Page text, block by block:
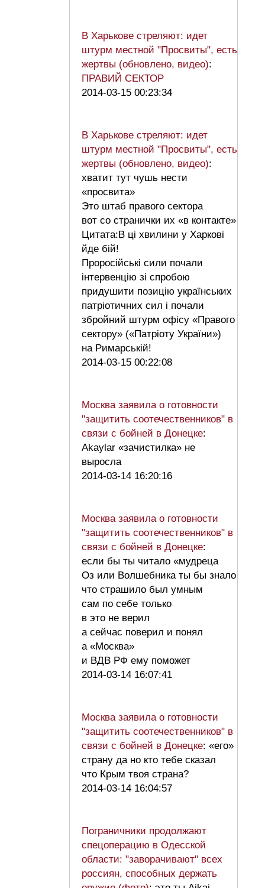
В Харькове стреляют: идет
штурм местной "Просвиты", есть
жертвы (обновлено, видео):
ПРАВИЙ СЕКТОР
2014-03-15 00:23:34
В Харькове стреляют: идет
штурм местной "Просвиты", есть
жертвы (обновлено, видео):
хватит тут чушь нести
«просвита»
Это штаб правого сектора
вот со странички их «в контакте»
Цитата:В ці хвилини у Харкові
йде бій!
Проросійські сили почали
інтервенцію зі спробою
придушити позицію українських
патріотичних сил і почали
збройний штурм офісу «Правого
сектору» («Патріоту України»)
на Римарській!
2014-03-15 00:22:08
Москва заявила о готовности
"защитить соотечественников" в
связи с бойней в Донецке:
Akaylar «зачистилка» не
выросла
2014-03-14 16:20:16
Москва заявила о готовности
"защитить соотечественников" в
связи с бойней в Донецке:
если бы ты читало «мудреца
Оз или Волшебника ты бы знало
что страшило был умным
сам по себе только
в это не верил
а сейчас поверил и понял
а «Москва»
и ВДВ РФ ему поможет
2014-03-14 16:07:41
Москва заявила о готовности
"защитить соотечественников" в
связи с бойней в Донецке: «его»
страну да но кто тебе сказал
что Крым твоя страна?
2014-03-14 16:04:57
Пограничники продолжают
спецоперацию в Одесской
области: "заворачивают" всех
россиян, способных держать